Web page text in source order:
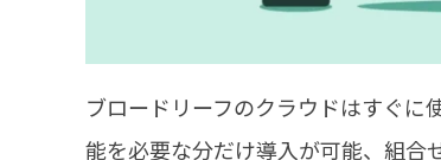
ブロードリーフのクラウドはすぐに
能を必要な分だけ導入が可能、組合